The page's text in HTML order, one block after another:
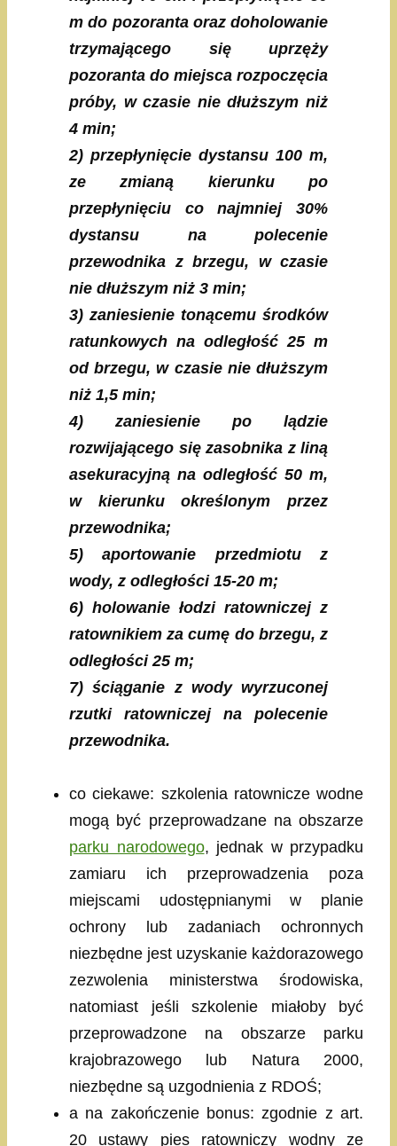
m do pozoranta oraz doholowanie
trzymającego się uprzęży
pozoranta do miejsca rozpoczęcia
próby, w czasie nie dłuższym niż
4 min;
2) przepłynięcie dystansu 100 m,
ze zmianą kierunku po
przepłynięciu co najmniej 30%
dystansu na polecenie
przewodnika z brzegu, w czasie
nie dłuższym niż 3 min;
3) zaniesienie tonącemu środków
ratunkowych na odległość 25 m
od brzegu, w czasie nie dłuższym
niż 1,5 min;
4) zaniesienie po lądzie
rozwijającego się zasobnika z liną
asekuracyjną na odległość 50 m,
w kierunku określonym przez
przewodnika;
5) aportowanie przedmiotu z
wody, z odległości 15-20 m;
6) holowanie łodzi ratowniczej z
ratownikiem za cumę do brzegu, z
odległości 25 m;
7) ściąganie z wody wyrzuconej
rzutki ratowniczej na polecenie
przewodnika.
co ciekawe: szkolenia ratownicze wodne
mogą być przeprowadzane na obszarze
parku narodowego, jednak w przypadku
zamiaru ich przeprowadzenia poza
miejscami udostępnianymi w planie
ochrony lub zadaniach ochronnych
niezbędne jest uzyskanie każdorazowego
zezwolenia ministerstwa środowiska,
natomiast jeśli szkolenie miałoby być
przeprowadzone na obszarze parku
krajobrazowego lub Natura 2000,
niezbędne są uzgodnienia z RDOŚ;
a na zakończenie bonus: zgodnie z art.
20 ustawy pies ratowniczy wodny ze